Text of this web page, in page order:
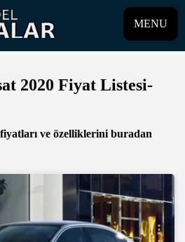
MENU
2020 Fiyat Listesi-
ve özelliklerini buradan